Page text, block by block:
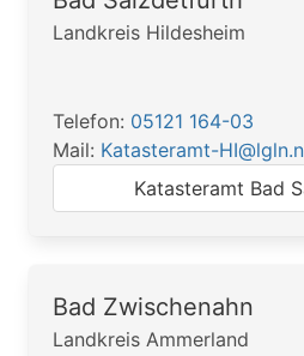
Landkreis Hildesheim
Telefon: 05121 164-03
Mail: Katasteramt-
Katasteramt Bad
Bad Zwischenahn
Landkreis Ammerland